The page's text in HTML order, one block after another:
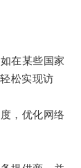
在某些国家
松实现访
，优化网络